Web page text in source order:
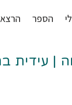
הספר
| עידית